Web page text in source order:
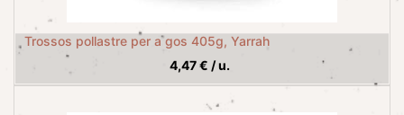
Trossos pollastre per a gos 405g, Yarrah
4,47€ /u.